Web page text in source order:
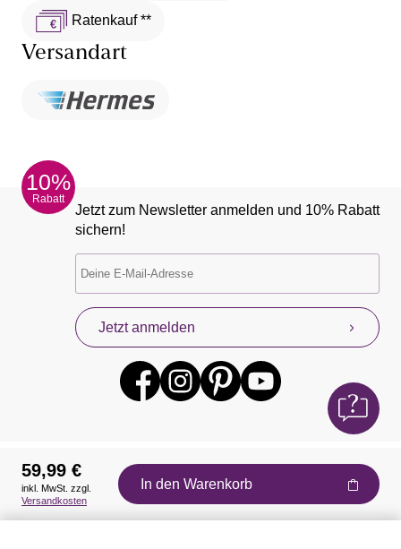
Ratenkauf **
Versandart
10%
Rabatt
Jetzt zum Newsletter anmelden und 10% Rabatt
sichern!
Jetzt anmelden
Auszeichnungen
59,99 €
inkl. MwSt. zzgl.
Versandkosten
In den Warenkorb